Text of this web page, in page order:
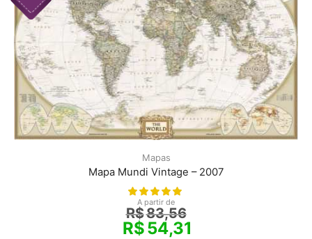
Mapas
Mapa Mundi Vintage – 2007
A partir de
R$83,56
R$54,31